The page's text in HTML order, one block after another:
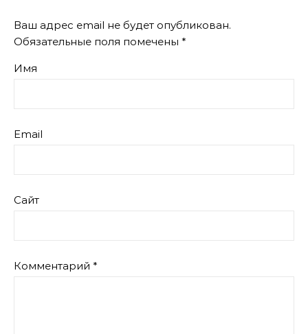
Ваш адрес email не будет опубликован.
Обязательные поля помечены *
Имя
Email
Сайт
Комментарий *